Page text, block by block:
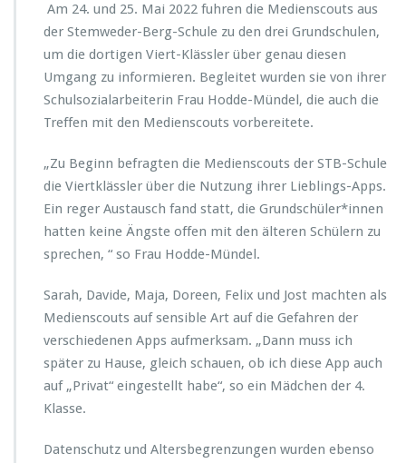
m
w
e
d
e
r
-
e
r
g
-
S
u
l
e
i
n
f
i
Am 24. und 25. Mai 2022 fuhren die Medienscouts aus
der Stemweder-Berg-Schule zu den drei Grundschulen,
um die dortigen Viert-Klässler über genau diesen
Umgang zu informieren. Begleitet wurden sie von ihrer
Schulsozialarbeiterin Frau Hodde-Mündel, die auch die
Treffen mit den Medienscouts vorbereitete.
„Zu Beginn befragten die Medienscouts der STB-Schule
die Viertklässler über die Nutzung ihrer Lieblings-Apps.
Ein reger Austausch fand statt, die Grundschüler*innen
hatten keine Ängste offen mit den älteren Schülern zu
sprechen, “ so Frau Hodde-Mündel.
Sarah, Davide, Maja, Doreen, Felix und Jost machten als
Medienscouts auf sensible Art auf die Gefahren der
verschiedenen Apps aufmerksam. „Dann muss ich
später zu Hause, gleich schauen, ob ich diese App auch
auf „Privat“ eingestellt habe“, so ein Mädchen der 4.
Klasse.
Datenschutz und Altersbegrenzungen wurden ebenso